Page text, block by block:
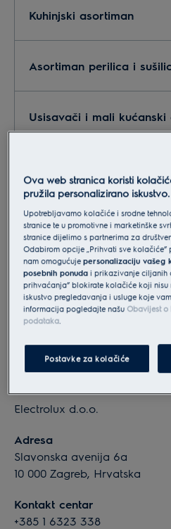
Kuhinjski asortiman
Asortiman perilica i
Usisavači i mali kućanski
Servis, reklamacije,
Suradnja - partneri
Narudžba dodatne
Electrolux d.o.o.
Adresa
Slavonska avenija 6a
10 000 Zagreb, Hrvatska
Kontakt centar
+385 1 6323 338
Ova web stranica koristi
pružila personalizirano iskustvo.
Upotrebljavamo kolačiće i srodne
stranice te u promotivne i marketinške
stranice dijelimo s partnerima za
Odabirom opcije „Prihvati sve kolačiće”
nam omogućujepersonalizaciju vašeg
posebnih ponuda i prikazivanje ciljanih
prihvaćanja” blokirate kolačiće koji nisu
iskustvo pregledavanja i usluge koje
informacija pogledajte našu Obavijest
podataka.
Postavke za kolačiće